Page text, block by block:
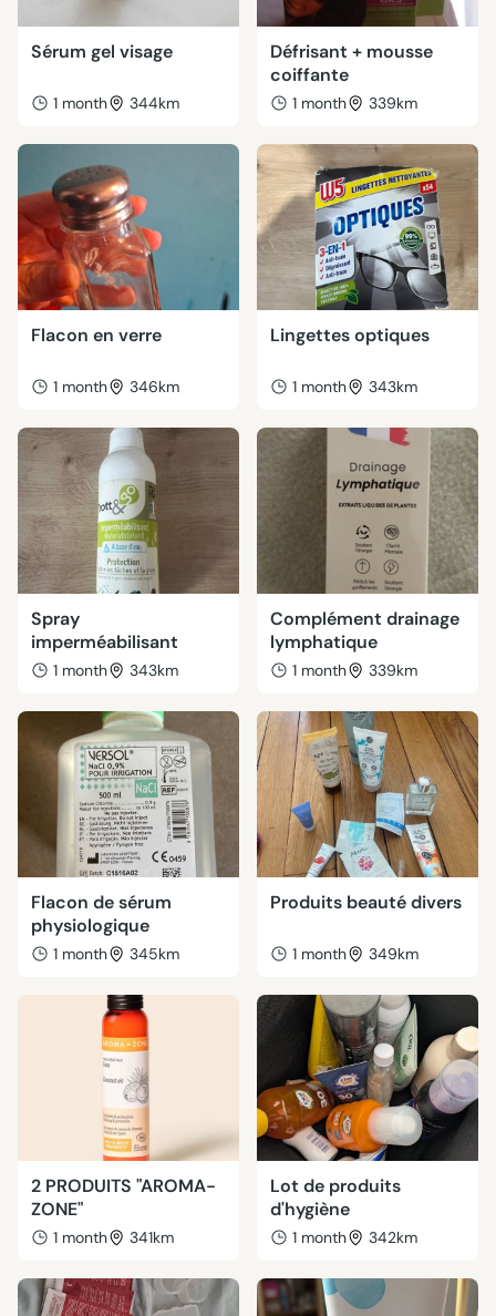
Sérum gel visage
1 month 344km
Défrisant + mousse
coiffante
1 month 339km
Flacon en verre
1 month 346km
Lingettes optiques
1 month 343km
Spray
imperméabilisant
1 month 343km
Complément drainage
lymphatique
1 month 339km
Flacon de sérum
physiologique
1 month 345km
Produits beauté divers
1 month 349km
2 PRODUITS "AROMA-
ZONE"
1 month 341km
Lot de produits
d'hygiène
1 month 342km